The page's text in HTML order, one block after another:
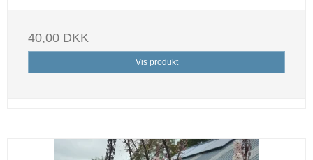
40,00 DKK
Vis produkt